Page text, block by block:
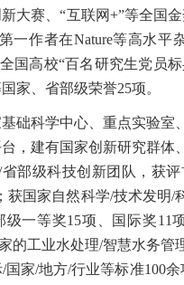
大赛、“互联网+”等全国金
一作者在Nature等高水平
国高校“百名研究生党员标
家、省部级荣誉25项。
础科学中心、重点实验室
，建有国家创新研究群体
部级科技创新团队，获评
获国家自然科学/技术发明/
级一等奖15项、国际奖11
的工业水处理/智慧水务管
家/地方/行业等标准100余